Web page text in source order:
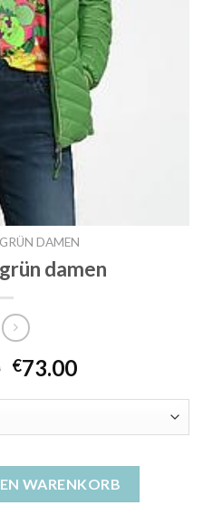
DAMEN
damen
€73.00
WARENKORB